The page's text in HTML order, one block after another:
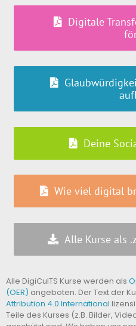
Digitale
Deine
Wie viel digital
Alle Kurse als
Alle DigiCulTS Kurse werden als
(OER) angeboten. Der Text der
Attribution 4.0 International
Teile des Kurses (z.B. Bilder,